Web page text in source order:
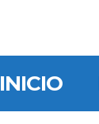
INICIO